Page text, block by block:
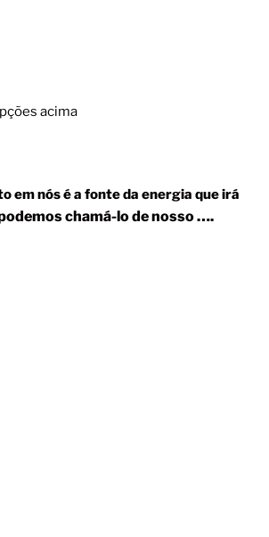
acima
em nós é a fonte da energia que irá
chamá-lo de nosso ….